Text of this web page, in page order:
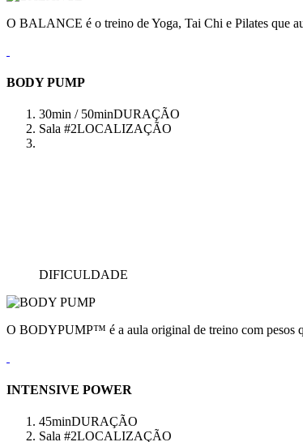
O BALANCE é o treino de Yoga, Tai Chi e Pilates que
BODY PUMP
30min / 50minDURAÇÃO
Sala #2LOCALIZAÇÃO
DIFICULDADE
O BODYPUMP™ é a aula original de treino com pesos
INTENSIVE POWER
45minDURAÇÃO
Sala #2LOCALIZAÇÃO